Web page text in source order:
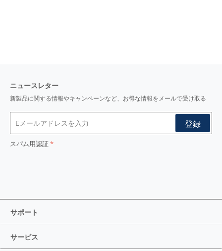
ニュースレター
新製品に関する情報やキャンペーンなど、お得な情報をメールで受け取る
スパム用認証
サポート
サービス